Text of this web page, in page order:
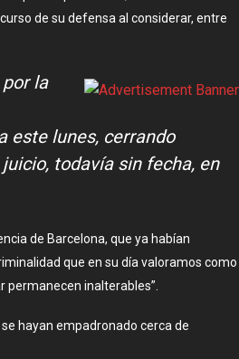
de su defensa al considerar, entre
la
este lunes, cerrando
todavía sin fecha, en
de Barcelona, que ya habían
que en su día valoramos como
permanecen inalterables”.
hayan empadronado cerca de